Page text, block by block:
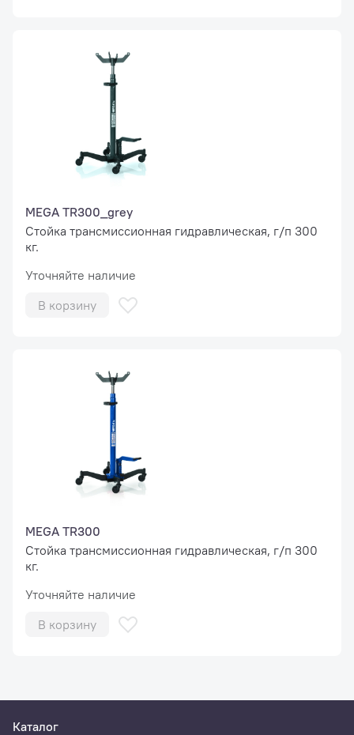
MEGA TR300_grey
Стойка трансмиссионная гидравлическая, г/п 300
кг.
Уточняйте наличие
В корзину
MEGA TR300
Стойка трансмиссионная гидравлическая, г/п 300
кг.
Уточняйте наличие
В корзину
Каталог